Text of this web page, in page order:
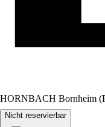
HORNBACH Bornheim
Nicht reservierbar